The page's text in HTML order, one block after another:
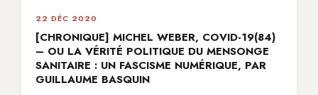
22 DÉC 2020
[CHRONIQUE] MICHEL WEBER, COVID-19(84)
– OU LA VÉRITÉ POLITIQUE DU MENSONGE
SANITAIRE : UN FASCISME NUMÉRIQUE, PAR
GUILLAUME BASQUIN